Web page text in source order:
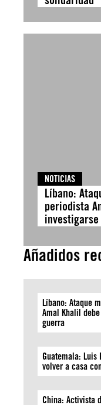
NOTICIAS
Líbano:
periodista
Añadidos
Líbano: Ataque
Amal Khalil
guerra
Guatemala: Luis
volver a casa
China: Activista